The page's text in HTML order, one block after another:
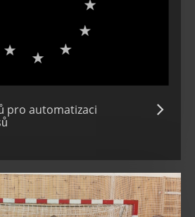
pro automatizaci